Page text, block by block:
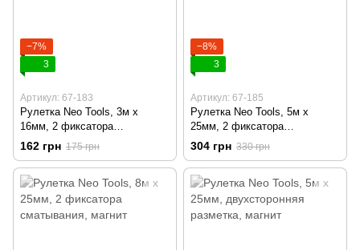
−7%
3
Артикул: 67-183
Рулетка Neo Tools, 3м x
16мм, 2 фиксатора
сматывания, магнит
162 грн 175 грн
−8%
3
Артикул: 67-185
Рулетка Neo Tools, 5м x
25мм, 2 фиксатора
сматывания, магнит
304 грн 330 грн